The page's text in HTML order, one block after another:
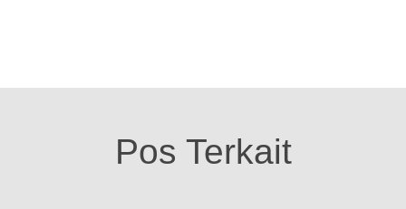
Pos Terkait